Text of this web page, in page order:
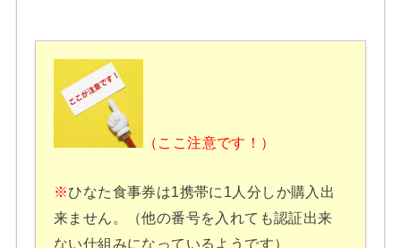
（ここ注意です！）
※ひなた食事券は1携帯に1人分しか購入出
来ません。（他の番号を入れても認証出来
ない仕組みになっているようです）